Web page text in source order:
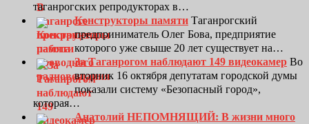
таганрогских репродукторах в…
Конструкторы памяти Таганрогский
предприниматель Олег Бова, предприятие
которого уже свыше 20 лет существует на…
За Таганрогом наблюдают 149 видеокамер Во
вторник 16 октября депутатам городской думы
показали систему «Безопасный город»,
которая…
Анатолий НЕПОМНЯЩИЙ: В жизни много